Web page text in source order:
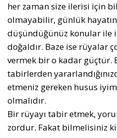
her zaman size ilerisi için
olmayabilir, günlük
düşündüğünüz konular ile
doğaldır. Baze ise rüyalar
vermek bir o kadar güçtür.
tabirlerden
etmeniz gereken husus
olmalıdır.
Bir rüyayı tabir etmek,
zordur. Fakat bilmelisiniz